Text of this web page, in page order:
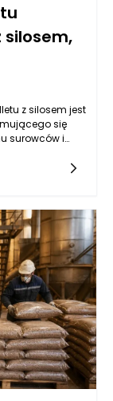
silosem,
z silosem jest
się
surowców i
jego pojemność
jakość
będzie
są
minimalizując
odpowiedni